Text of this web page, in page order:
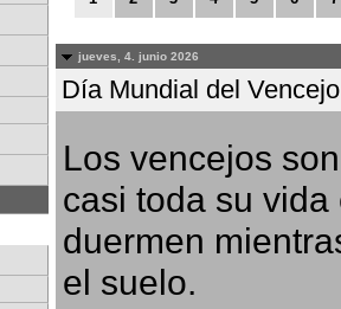
jueves, 4. junio 2026
Día Mundial del
Los vencejos
casi toda su
duermen
el suelo.